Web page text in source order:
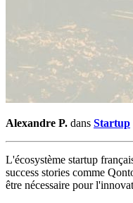
Alexandre P. dans Startup
L'écosystème startup
success stories comme
être nécessaire pour